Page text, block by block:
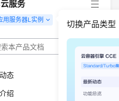
服务
切换产品类型
态
绍